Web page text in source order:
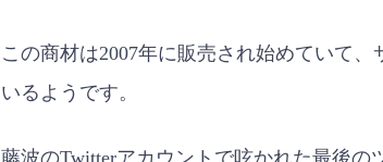
この商材は2007年に販売され始めていて
いるようです。
藤波のTwitterアカウントで呟かれた最後の